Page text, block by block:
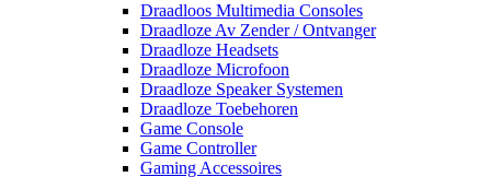
Draadloos Multimedia Consoles
Draadloze Av Zender / Ontvanger
Draadloze Headsets
Draadloze Microfoon
Draadloze Speaker Systemen
Draadloze Toebehoren
Game Console
Game Controller
Gaming Accessoires